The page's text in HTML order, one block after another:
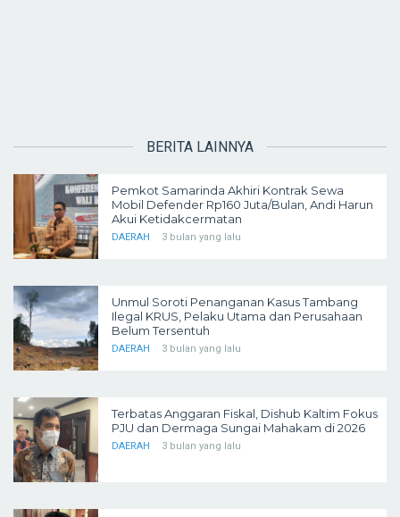
BERITA LAINNYA
Pemkot Samarinda Akhiri Kontrak Sewa
Mobil Defender Rp160 Juta/Bulan, Andi Harun
Akui Ketidakcermatan
DAERAH 3 bulan yang lalu
Unmul Soroti Penanganan Kasus Tambang
Ilegal KRUS, Pelaku Utama dan Perusahaan
Belum Tersentuh
DAERAH 3 bulan yang lalu
Terbatas Anggaran Fiskal, Dishub Kaltim Fokus
PJU dan Dermaga Sungai Mahakam di 2026
DAERAH 3 bulan yang lalu